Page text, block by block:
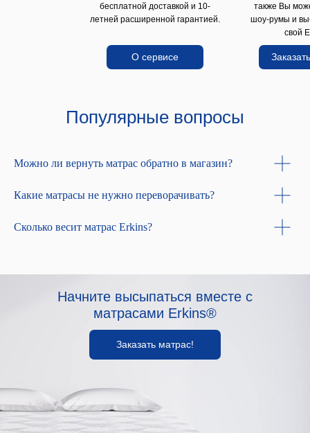
также Вы
шоу-румы и
свой
бесплатной доставкой и 10-
летней расширенной гарантией.
О сервисе
Популярные вопросы
Можно ли вернуть матрас обратно в магазин?
Какие матрасы не нужно переворачивать?
Сколько весит матрас Erkins?
Начните высыпаться вместе с
матрасами Erkins®
Заказать матрас!